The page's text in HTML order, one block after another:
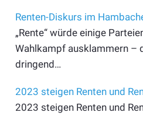
Renten-Diskurs im
„Rente“ würde einige
Wahlkampf ausklammern –
dringend…
2023 steigen Renten und
2023 steigen Renten und